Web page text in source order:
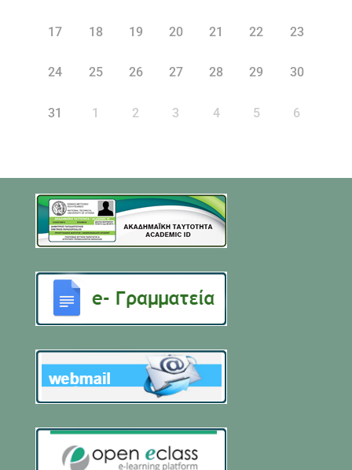
17 18 19 20 21 22 23
24 25 26 27 28 29 30
31 1 2 3 4 5 6